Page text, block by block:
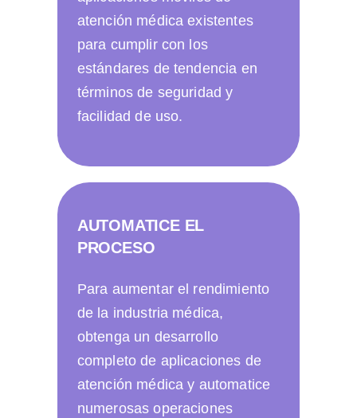
atención médica existentes
para cumplir con los
estándares de tendencia en
términos de seguridad y
facilidad de uso.
AUTOMATICE EL
PROCESO
Para aumentar el rendimiento
de la industria médica,
obtenga un desarrollo
completo de aplicaciones de
atención médica y automatice
numerosas operaciones